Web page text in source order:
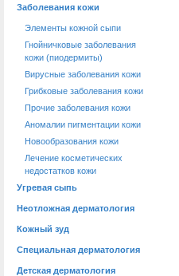
Заболевания кожи
Элементы кожной сыпи
Гнойничковые заболевания
кожи (пиодермиты)
Вирусные заболевания кожи
Грибковые заболевания кожи
Прочие заболевания кожи
Аномалии пигментации кожи
Новообразования кожи
Лечение косметических
недостатков кожи
Угревая сыпь
Неотложная дерматология
Кожный зуд
Специальная дерматология
Детская дерматология